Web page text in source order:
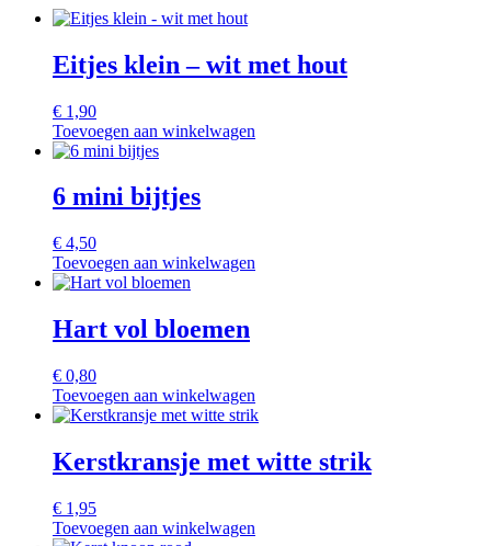
Eitjes klein – wit met hout
€ 1,90
Toevoegen aan winkelwagen
6 mini bijtjes
€ 4,50
Toevoegen aan winkelwagen
Hart vol bloemen
€ 0,80
Toevoegen aan winkelwagen
Kerstkransje met witte strik
€ 1,95
Toevoegen aan winkelwagen